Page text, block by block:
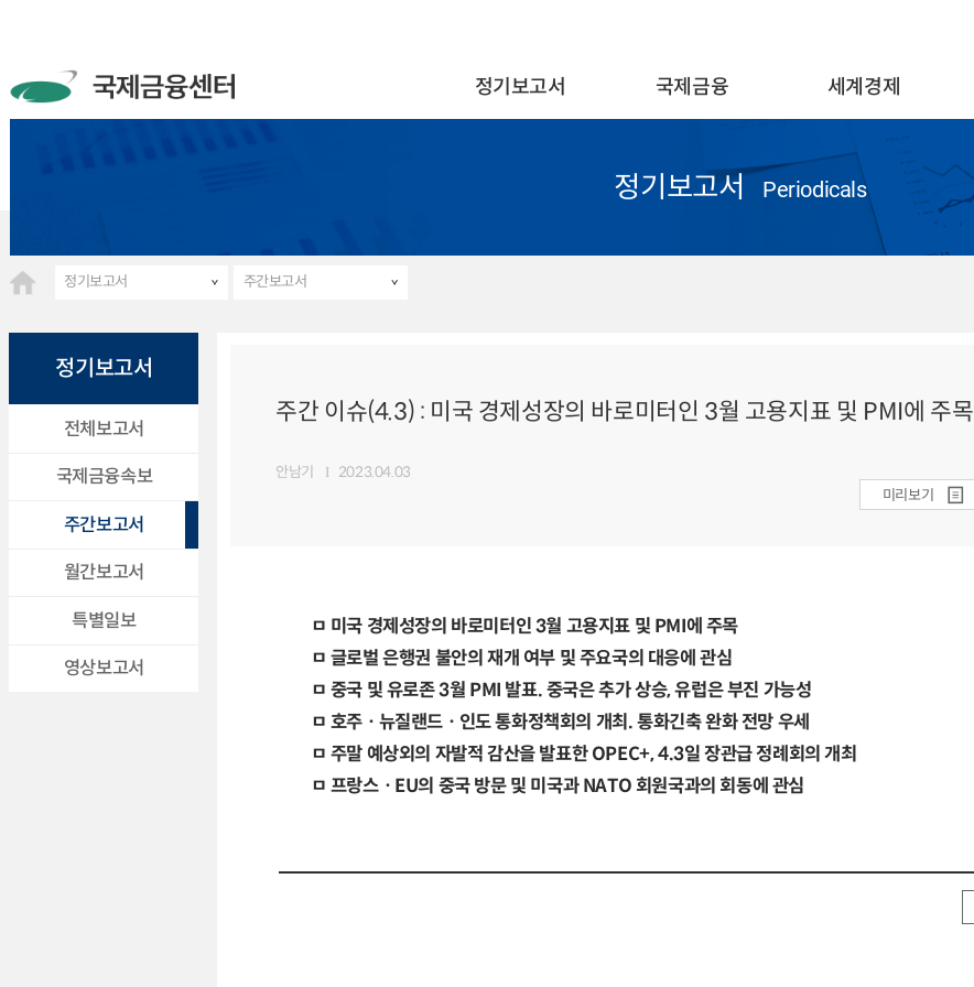
정기보고서 국제금융 세계경제
정기보고서 Periodicals
정기보고서 주간보고서
정기보고서
전체보고서
국제금융속보
주간보고서
월간보고서
특별일보
영상보고서
주간 이슈(4.3) : 미국 경제성장의 바로미터인 3월 고용지표 및 PMI에 주목
안남기 2023.04.03
미리보기
ㅁ 미국 경제성장의 바로미터인 3월 고용지표 및 PMI에 주목
ㅁ 글로벌 은행권 불안의 재개 여부 및 주요국의 대응에 관심
ㅁ 중국 및 유로존 3월 PMI 발표. 중국은 추가 상승, 유럽은 부진 가능성
ㅁ 호주ㆍ뉴질랜드ㆍ인도 통화정책회의 개최. 통화긴축 완화 전망 우세
ㅁ 주말 예상외의 자발적 감산을 발표한 OPEC+, 4.3일 장관급 정례회의 개최
ㅁ 프랑스ㆍEU의 중국 방문 및 미국과 NATO 회원국과의 회동에 관심